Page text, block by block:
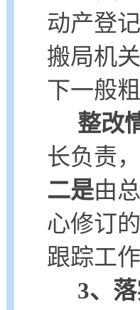
动产登
搬局机
下一般
整改
长负责
二是由
心修订
跟踪工
3、